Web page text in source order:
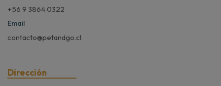
+56 9 3864 0322
Email
contacto@petandgo.cl
Dirección